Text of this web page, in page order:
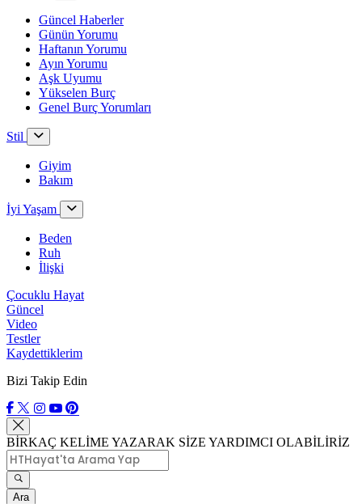
Güncel Haberler
Günün Yorumu
Haftanın Yorumu
Ayın Yorumu
Aşk Uyumu
Yükselen Burç
Genel Burç Yorumları
Stil
Giyim
Bakım
İyi Yaşam
Beden
Ruh
İlişki
Çocuklu Hayat
Güncel
Video
Testler
Kaydettiklerim
Bizi Takip Edin
BİRKAÇ KELİME YAZARAK SİZE YARDIMCI OLABİLİRİZ
Ara